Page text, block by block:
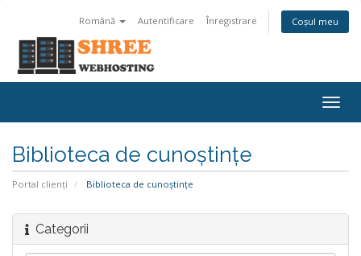
Română Autentificare Înregistrare Coșul meu
Biblioteca de cunoștințe
Portal clienți Biblioteca de cunoștințe
Categorii